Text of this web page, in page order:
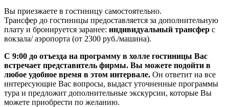
Вы приезжаете в гостиницу самостоятельно.
Трансфер до гостиницы предоставляется за дополнительную
плату и бронируется заранее: индивидуальный трансфер с
вокзала/ аэропорта (от 2300 руб./машина).
С 9:00 до отъезда на программу в холле гостиницы Вас
встречает представитель фирмы. Вы можете подойти в
любое удобное время в этом интервале. Он ответит на все
интересующие Вас вопросы, выдаст уточненные программы
тура и предложит дополнительные экскурсии, которые Вы
можете приобрести по желанию.